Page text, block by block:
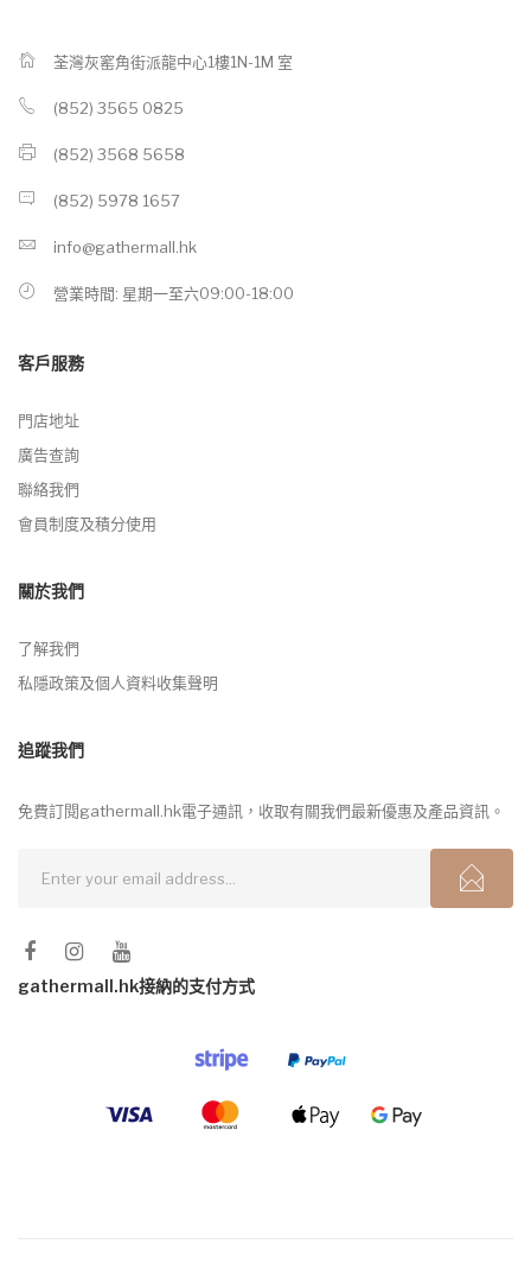
荃灣灰窰角街派龍中心1樓1N-1M 室
(852) 3565 0825
(852) 3568 5658
(852) 5978 1657
info@gathermall.hk
營業時間: 星期一至六09:00-18:00
客戶服務
門店地址
廣告查詢
聯絡我們
會員制度及積分使用
關於我們
了解我們
私隱政策及個人資料收集聲明
追蹤我們
免費訂閱gathermall.hk電子通訊，收取有關我們最新優惠及產品資訊。
gathermall.hk接納的支付方式